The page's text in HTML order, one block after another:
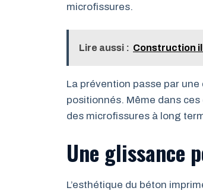
microfissures.
Lire aussi : Construction
La prévention passe par
positionnés. Même dans
des microfissures à long
Une glissance
L’esthétique du béton